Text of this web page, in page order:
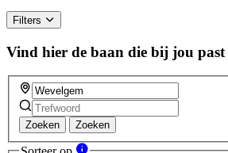
Filters
Vind hier de baan die bij jou past
Zoeken Zoeken